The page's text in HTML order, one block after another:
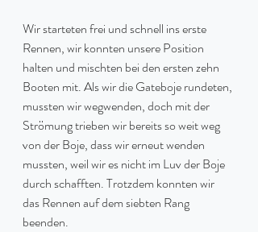
Wir starteten frei und schnell ins erste
Rennen, wir konnten unsere Position
halten und mischten bei den ersten zehn
Booten mit. Als wir die Gateboje rundeten,
mussten wir wegwenden, doch mit der
Strömung trieben wir bereits so weit weg
von der Boje, dass wir erneut wenden
mussten, weil wir es nicht im Luv der Boje
durch schafften. Trotzdem konnten wir
das Rennen auf dem siebten Rang
beenden.